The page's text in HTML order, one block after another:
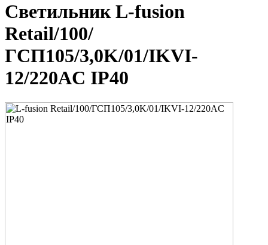
Светильник L-fusion
Retail/100/
ГСП105/3,0K/01/IKVI-
12/220AC IP40